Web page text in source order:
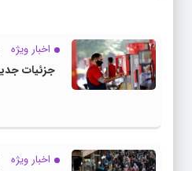
آن جا هستند، حالا اگر من تهدید (به
به سمت من نمی‌آیند؟! این جفایی در
گفت: اگر من بخواهم استعفا دهم، خب،
اخبار ویژه
جزئیات
اخبار ویژه